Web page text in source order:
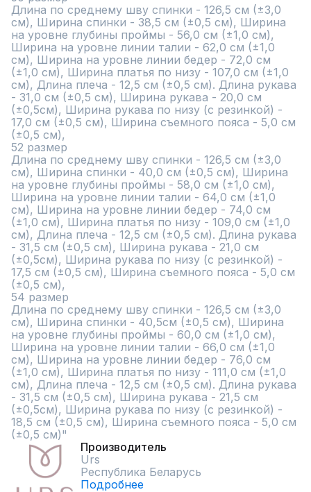
Длина по среднему шву спинки - 126,5 см (±3,0
см), Ширина спинки - 38,5 см (±0,5 см), Ширина
на уровне глубины проймы - 56,0 см (±1,0 см),
Ширина на уровне линии талии - 62,0 см (±1,0
см), Ширина на уровне линии бедер - 72,0 см
(±1,0 см), Ширина платья по низу - 107,0 см (±1,0
см), Длина плеча - 12,5 см (±0,5 см). Длина рукава
- 31,0 см (±0,5 см), Ширина рукава - 20,0 см
(±0,5см), Ширина рукава по низу (с резинкой) -
17,0 см (±0,5 см), Ширина съемного пояса - 5,0 см
(±0,5 см),
52 размер
Длина по среднему шву спинки - 126,5 см (±3,0
см), Ширина спинки - 40,0 см (±0,5 см), Ширина
на уровне глубины проймы - 58,0 см (±1,0 см),
Ширина на уровне линии талии - 64,0 см (±1,0
см), Ширина на уровне линии бедер - 74,0 см
(±1,0 см), Ширина платья по низу - 109,0 см (±1,0
см), Длина плеча - 12,5 см (±0,5 см). Длина рукава
- 31,5 см (±0,5 см), Ширина рукава - 21,0 см
(±0,5см), Ширина рукава по низу (с резинкой) -
17,5 см (±0,5 см), Ширина съемного пояса - 5,0 см
(±0,5 см),
54 размер
Длина по среднему шву спинки - 126,5 см (±3,0
см), Ширина спинки - 40,5см (±0,5 см), Ширина
на уровне глубины проймы - 60,0 см (±1,0 см),
Ширина на уровне линии талии - 66,0 см (±1,0
см), Ширина на уровне линии бедер - 76,0 см
(±1,0 см), Ширина платья по низу - 111,0 см (±1,0
см), Длина плеча - 12,5 см (±0,5 см). Длина рукава
- 31,5 см (±0,5 см), Ширина рукава - 21,5 см
(±0,5см), Ширина рукава по низу (с резинкой) -
18,5 см (±0,5 см), Ширина съемного пояса - 5,0 см
(±0,5 см)"
Производитель
Urs
Республика Беларусь
Подробнее